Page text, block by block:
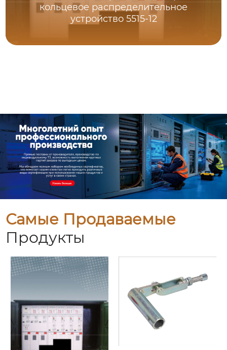
кольцевое распределительное
устройство 5515-12
Самые Продаваемые
Продукты